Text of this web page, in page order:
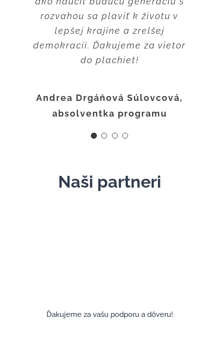
rozvahou sa plaviť k životu v
lepšej krajine a zrelšej
demokracii. Ďakujeme za vietor
do plachiet!
Andrea Drgáňová Súlovcová,
absolventka programu
Adriana Škarbová, absolventka
programu
najviac je pre mňa spätná väzba
od mojich detí v škole. Prenášam
vašu energiu, nápady a tipy do
tried a deti to cítia!
Jana Virágová, účastníčka programu
Júlia Krasová, absolventka programu
Naši partneri
Ďakujeme za vašu podporu a dôveru!